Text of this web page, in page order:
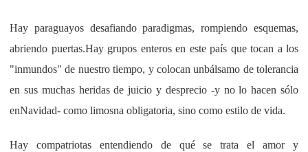
Hay paraguayos desafiando paradigmas, rompiendo esquemas,
abriendo puertas.Hay grupos enteros en este país que tocan a los
"inmundos" de nuestro tiempo, y colocan unbálsamo de tolerancia
en sus muchas heridas de juicio y desprecio -y no lo hacen sólo
enNavidad- como limosna obligatoria, sino como estilo de vida.
Hay compatriotas entendiendo de qué se trata el amor y